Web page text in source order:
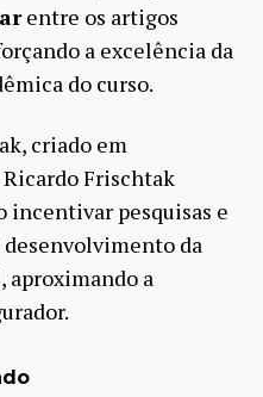
entre os artigos
a excelência da
do curso.
criado em
Frischtak
incentivar pesquisas e
da
aproximando a